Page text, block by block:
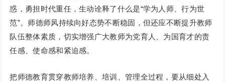
惑，勇担时代重任，生动诠释了什么是“学为人师、行为世
范”。师德师风持续向好态势不断稳固，但还应不断提升教师
队伍整体素质，切实增强广大教师为党育人、为国育才的责
任感、使命感和紧迫感。
把师德教育贯穿教师培养、培训、管理全过程，要从细处入